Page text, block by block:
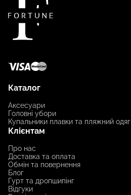
Каталог
Аксесуари
Головні убори
Купальники плавки та пляжний одяг
Клієнтам
Про нас
Доставка та оплата
Обмін та повернення
Блог
Гурт та дропшипінг
Відгуки